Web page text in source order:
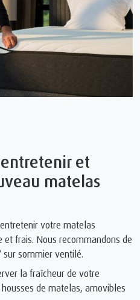
et
matelas
votre matelas
et frais. Nous recommandons de
sur sommier ventilé.
la fraîcheur de votre
de matelas, amovibles